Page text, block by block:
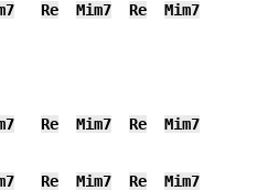
Re Mim7 Re Mim7
Re Mim7 Re Mim7
Re Mim7 Re Mim7